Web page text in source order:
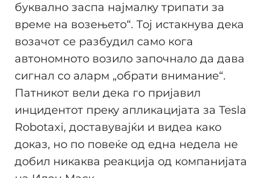
буквално заспа најмалку трипати за
време на возењето“. Тој истакнува дека
возачот се разбудил само кога
автономното возило започнало да дава
сигнал со аларм „обрати внимание“.
Патникот вели дека го пријавил
инцидентот преку апликацијата за Tesla
Robotaxi, доставувајќи и видеа како
доказ, но по повеќе од една недела не
добил никаква реакција од компанијата